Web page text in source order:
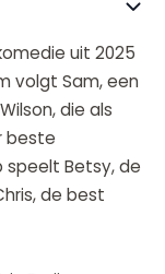
uit 2025
volgt Sam, een
die als
beste
speelt Betsy, de
de best